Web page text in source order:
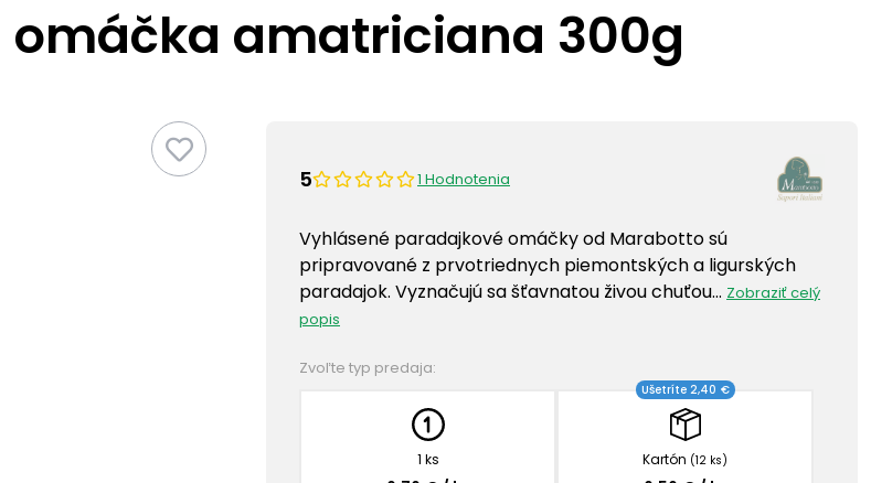
amatriciana 300g
5 1 Hodnotenia
Vyhlásené paradajkové omáčky od Marabotto sú
pripravované z prvotriednych piemontských a ligurských
paradajok. Vyznačujú sa šťavnatou živou chuťou… Zobraziť celý
popis
Zvoľte typ predaja:
1 ks Kartón (12 ks)
Ušetríte 2,40 €